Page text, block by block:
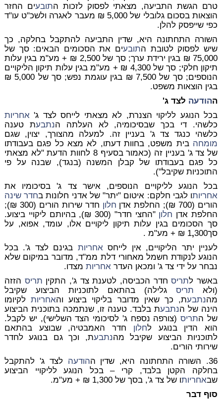
טרם הגשת התביעה, מצאתי לפסוק לזכות התובעים החזר
הוצאות בסכום גלובלי של 5,000 ₪ מעבר לאגרה ולשכ"ט עו"ד
כפי שייפסק להלן.
השורה התחתונה היא, שדין התביעה להתקבל בחלקה, כך
שיש לפסוק לטובת התובעים את הסכומים הבאים: סך של
75,000 ₪ בגין ירידת ערך; סך של 2,500 ₪ + מע"מ בגין עלות
תיקון חלקי; סך של 4,300 ₪ + מע"מ בגין עלות תיקון הליקויים
הנוספים; סך של 7,500 ₪ בגין עוגמת נפש; סך של 5,000 ₪
בגין הוצאות משפט.
ההודעה לצד ג'
בכל הנוגע לליקוי הצנרת, לא מצאתי לייחס לצד ג' אחריות
כלשהי. די בכך שבסיכומיה, לא העלתה הנתבעת טענה
כלשהי כנגד צד ג' בעניין זה. למעלה מהצורך, יצוין, שגם
מומחה בית משפט, בחוות דעתו, לא מצא כל פגם בעבודתו
של צד ג' בעניין זה (כאמור בסעיף 8 לחוות הדעת "לא מצאתי
כל פגם בעבודתו של קבלן המשנה (בנגד), שבנה על פי
התוכניות שקיבל").
בכל הנוגע לליקויים הנוספים, אישר צד ג' בסיכומיו את
אחריותו לגבי חלקם: איטום "יתר" של אדני חלונות בחדר שינה
הורים (700 ₪); החלפת אדן
חלון
חדר שירות הורים (300 ₪);
החלפת אדן חלון
"החצי חדר" (300 ₪), בהיותם ליקויי ביצוע.
סך הסכומים בגין עלות תיקון ליקויים אלו, עומד, אפוא, על
סך1
,300 ₪ + מע"מ .
לעניין יתר הליקויים, אין לייחס אחריות בגינם לצד ג'. בכל
הנוגע לנקודת חשמל מאחורי דלת ממ"ד, מדובר במיקום שלא
נבחר על ידי צד ג' ומכאן העדר אחריותמצדו.
באשר לתריסחדר הכביסה, לטענת צד ג', התקין תריס הזזה
(ולא תריסגלילה) בהתאם לתוכניות הביצוע שקיבל
מהנתבעת, כך שאין מדובר בליקוי ביצוע והאחריותלקיומו
הינה של הנתבעת בלבד. טענה זו, שנתמכה בתוכנית הביצוע
של התריס(צורפה נספח ג' לסיכומי הצד השלישי), יש לקבל.
הוא הדין בנוגע לחלון חדר האמבטיה, שבוצע בהתאם
לתוכניות הביצוע שקיבל מהנתבעת, וכך גם בנוגע לחדר
שירותי הורים.
36. השורה התחתונה היא, שדין ה
הודעה לצד ג' להתקבל
בחלקה הקטן בלבד, קרי – בכל הנוגע לליקויי הביצוע
שבאחריותו של צד ג', בסך של 1,300 ₪ + מע"מ.
סוף דבר